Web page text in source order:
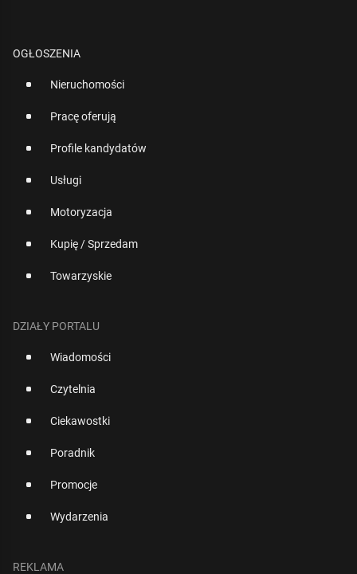
OGŁOSZENIA
Nieruchomości
Pracę oferują
Profile kandydatów
Usługi
Motoryzacja
Kupię / Sprzedam
Towarzyskie
DZIAŁY PORTALU
Wiadomości
Czytelnia
Ciekawostki
Poradnik
Promocje
Wydarzenia
REKLAMA